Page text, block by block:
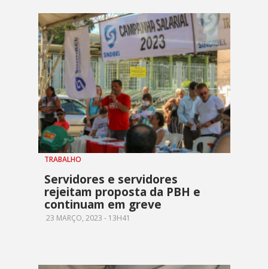
TRABALHO
Servidores e servidores
rejeitam proposta da PBH e
continuam em greve
23 MARÇO, 2023 - 13H41